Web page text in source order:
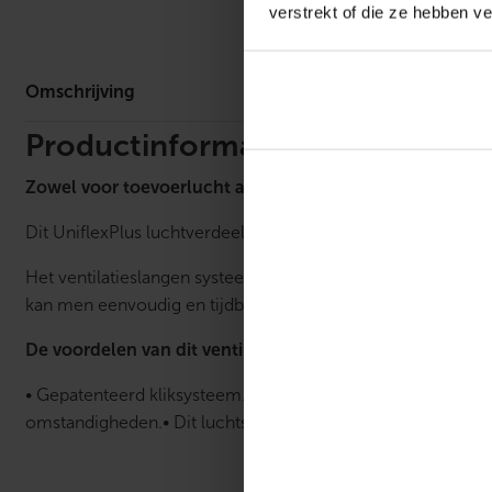
verstrekt of die ze hebben
Omschrijving
Productinformatie
Zowel voor toevoerlucht als afvoerlucht.
Dit UniflexPlus luchtverdeelsysteem kan worden
Het ventilatieslangen systeem is universeel en
kan men eenvoudig en tijdbesparend installeren.
De voordelen van dit ventilatiesysteem voor u op een rij:
• Gepatenteerd kliksysteem. Het ventilatiebuizen systeem
omstandigheden. • Dit luchtsysteem is Antistatisch en